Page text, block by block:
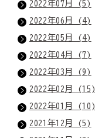
2022年07月 (5)
2022年06月 (4)
2022年05月 (4)
2022年04月 (7)
2022年03月 (9)
2022年02月 (15)
2022年01月 (10)
2021年12月 (5)